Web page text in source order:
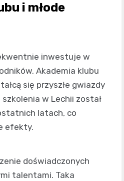
i młode
inwestuje w
Akademia klubu
się przyszłe gwiazdy
w Lechii został
latach, co
efekty.
doświadczonych
talentami. Taka